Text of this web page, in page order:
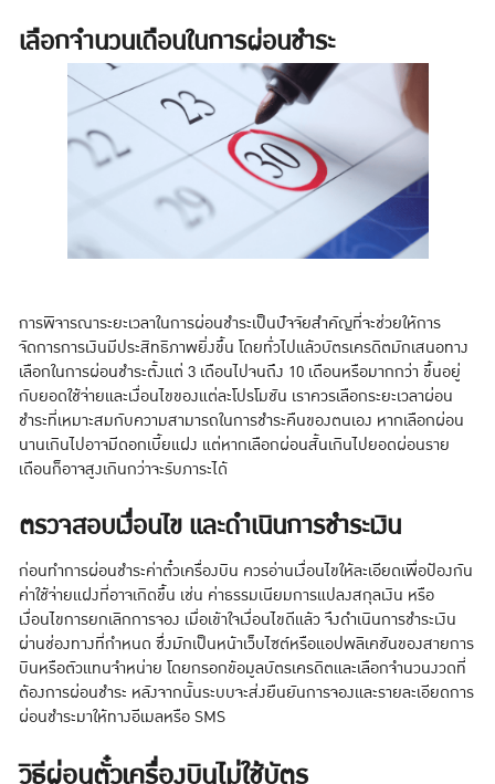
เลือกจำนวนเดือนในการผ่อนชำระ
การพิจารณาระยะเวลาในการผ่อนชำระเป็นปัจจัยสำคัญที่จะช่วยให้การ
จัดการการเงินมีประสิทธิภาพยิ่งขึ้น โดยทั่วไปแล้วบัตรเครดิตมักเสนอทาง
เลือกในการผ่อนชำระตั้งแต่ 3 เดือนไปจนถึง 10 เดือนหรือมากกว่า ขึ้นอยู่
กับยอดใช้จ่ายและเงื่อนไขของแต่ละโปรโมชัน เราควรเลือกระยะเวลาผ่อน
ชำระที่เหมาะสมกับความสามารถในการชำระคืนของตนเอง หากเลือกผ่อน
นานเกินไปอาจมีดอกเบี้ยแฝง แต่หากเลือกผ่อนสั้นเกินไปยอดผ่อนราย
เดือนก็อาจสูงเกินกว่าจะรับภาระได้
ตรวจสอบเงื่อนไข และดำเนินการชำระเงิน
ก่อนทำการผ่อนชำระค่าตั๋วเครื่องบิน ควรอ่านเงื่อนไขให้ละเอียดเพื่อป้องกัน
ค่าใช้จ่ายแฝงที่อาจเกิดขึ้น เช่น ค่าธรรมเนียมการแปลงสกุลเงิน หรือ
เงื่อนไขการยกเลิกการจอง เมื่อเข้าใจเงื่อนไขดีแล้ว จึงดำเนินการชำระเงิน
ผ่านช่องทางที่กำหนด ซึ่งมักเป็นหน้าเว็บไซต์หรือแอปพลิเคชันของสายการ
บินหรือตัวแทนจำหน่าย โดยกรอกข้อมูลบัตรเครดิตและเลือกจำนวนงวดที่
ต้องการผ่อนชำระ หลังจากนั้นระบบจะส่งยืนยันการจองและรายละเอียดการ
ผ่อนชำระมาให้ทางอีเมลหรือ SMS